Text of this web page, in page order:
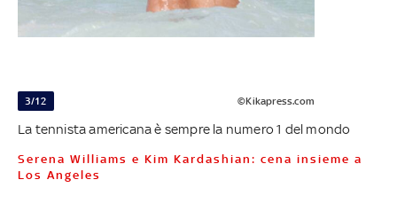
3/12 ©Kikapress.com
La tennista americana è sempre la numero 1 del mondo
Serena Williams e Kim Kardashian: cena insieme a
Los Angeles